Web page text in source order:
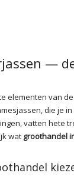
—
elementen van
die je
vatten hete
wat groothandel